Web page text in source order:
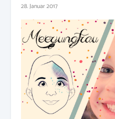
28. Januar 2017